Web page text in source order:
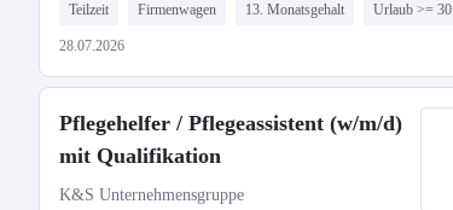
Teilzeit Firmenwagen 13. Monatsgehalt Urlaub >= 30
28.07.2026
Pflegehelfer / Pflegeassistent (w/m/d)
mit Qualifikation
K&S Unternehmensgruppe